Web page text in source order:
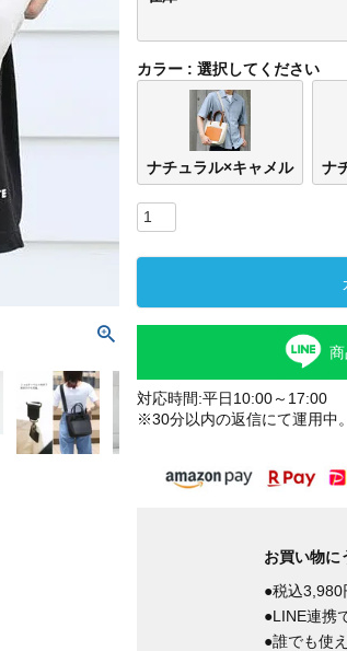
カラー 選択してください
ナチュラル×キャメル ナ
対応時間:平日10:00～17:00
※30分以内の返信にて運用中。
お買い物に
●税込
●LINE連携
●誰でも使